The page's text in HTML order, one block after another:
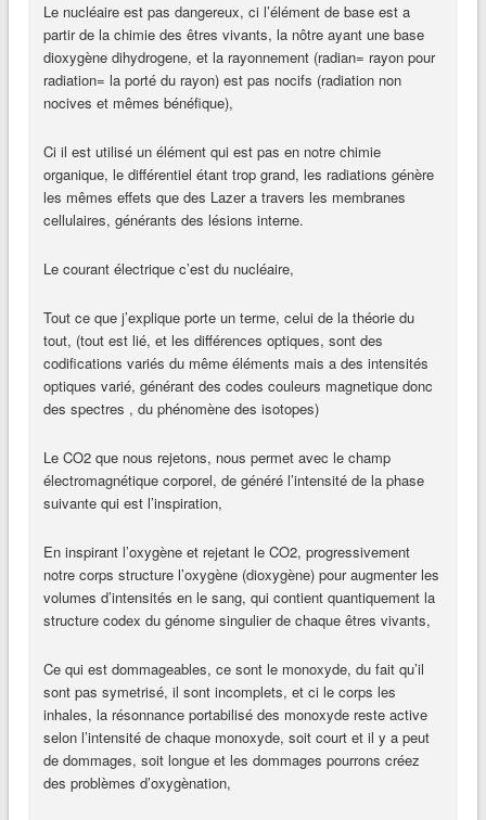
Le nucléaire est pas dangereux, ci l’élément de base est a
partir de la chimie des êtres vivants, la nôtre ayant une base
dioxygène dihydrogene, et la rayonnement (radian= rayon pour
radiation= la porté du rayon) est pas nocifs (radiation non
nocives et mêmes bénéfique),
Ci il est utilisé un élément qui est pas en notre chimie
organique, le différentiel étant trop grand, les radiations génère
les mêmes effets que des Lazer a travers les membranes
cellulaires, générants des lésions interne.
Le courant électrique c’est du nucléaire,
Tout ce que j’explique porte un terme, celui de la théorie du
tout, (tout est lié, et les différences optiques, sont des
codifications variés du même éléments mais a des intensités
optiques varié, générant des codes couleurs magnetique donc
des spectres , du phénomène des isotopes)
Le CO2 que nous rejetons, nous permet avec le champ
électromagnétique corporel, de généré l’intensité de la phase
suivante qui est l’inspiration,
En inspirant l’oxygène et rejetant le CO2, progressivement
notre corps structure l’oxygène (dioxygène) pour augmenter les
volumes d’intensités en le sang, qui contient quantiquement la
structure codex du génome singulier de chaque êtres vivants,
Ce qui est dommageables, ce sont le monoxyde, du fait qu’il
sont pas symetrisé, il sont incomplets, et ci le corps les
inhales, la résonnance portabilisé des monoxyde reste active
selon l’intensité de chaque monoxyde, soit court et il y a peut
de dommages, soit longue et les dommages pourrons créez
des problèmes d’oxygènation,